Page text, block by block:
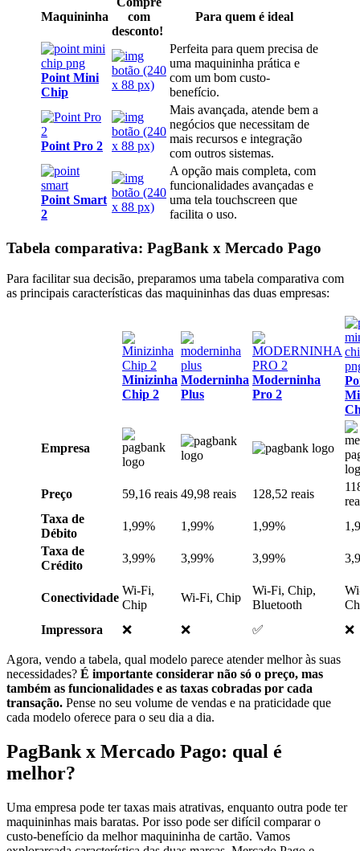
Maquininha
com
desconto!
Para quem é ideal
Point Mini
Chip
Perfeita para quem precisa de
uma maquininha prática e
com um bom custo-
benefício.
Point Pro 2
Mais avançada, atende bem a
negócios que necessitam de
mais recursos e integração
com outros sistemas.
Point Smart
2
A opção mais completa, com
funcionalidades avançadas e
uma tela touchscreen que
facilita o uso.
Tabela comparativa: PagBank x Mercado Pago
Para facilitar sua decisão, preparamos uma tabela comparativa com
as principais características das maquininhas das duas empresas:
Minizinha
Chip 2
Moderninha
Plus
Moderninha
Pro 2
Empresa
Preço 59,16 reais 49,98 reais 128,52 reais
Taxa de
Débito
1,99% 1,99% 1,99%
Taxa de
Crédito
3,99% 3,99% 3,99%
Conectividade
Wi-Fi,
Chip
Wi-Fi, Chip
Wi-Fi, Chip,
Bluetooth
Impressora
❌ ❌ ✅ ❌
Agora, vendo a tabela, qual modelo parece atender melhor às suas
necessidades? É importante considerar não só o preço, mas
também as funcionalidades e as taxas cobradas por cada
transação. Pense no seu volume de vendas e na praticidade que
cada modelo oferece para o seu dia a dia.
PagBank x Mercado Pago: qual é
melhor?
Uma empresa pode ter taxas mais atrativas, enquanto outra pode ter
maquininhas mais baratas. Por isso pode ser difícil comparar o
custo-benefício da melhor maquininha de cartão. Vamos